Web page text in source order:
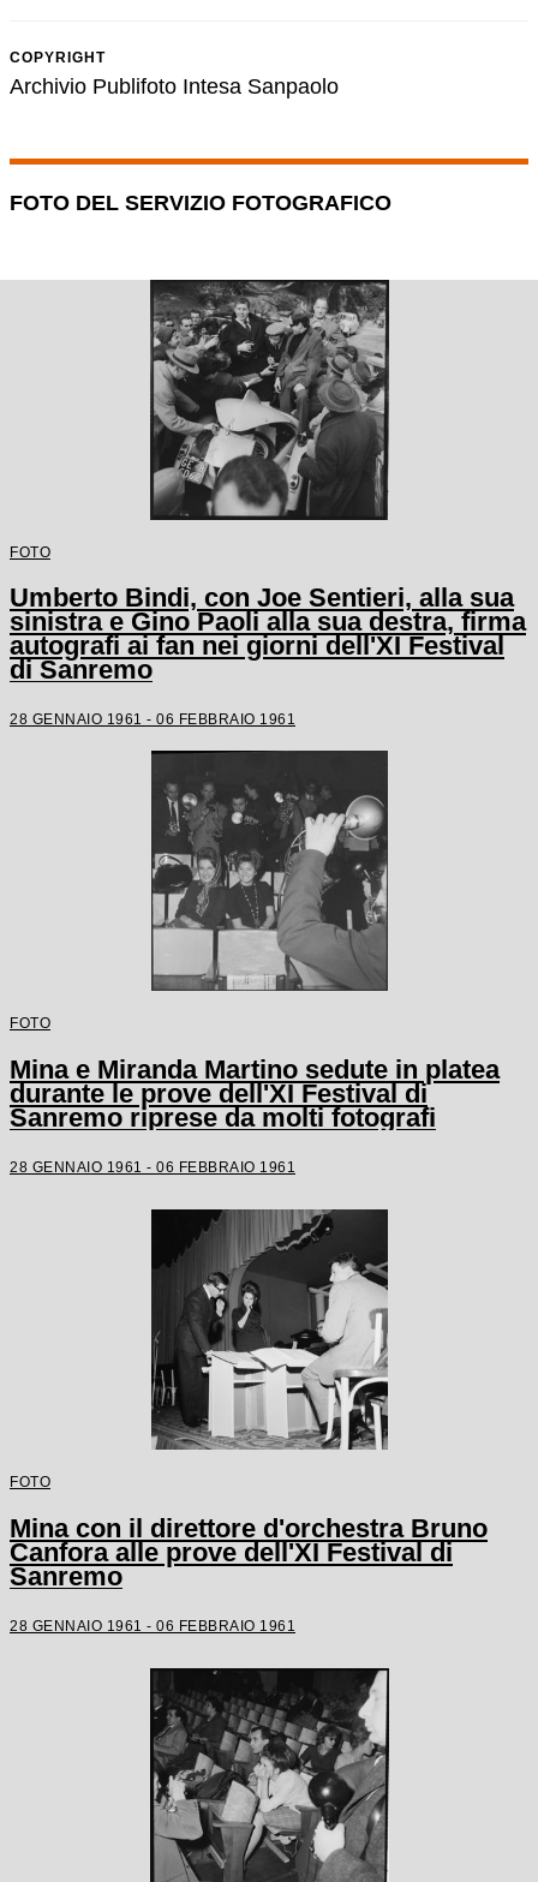
COPYRIGHT
Archivio Publifoto Intesa Sanpaolo
FOTO DEL SERVIZIO FOTOGRAFICO
FOTO
Umberto Bindi, con Joe Sentieri, alla sua
sinistra e Gino Paoli alla sua destra, firma
autografi ai fan nei giorni dell'XI Festival
di Sanremo
28 GENNAIO 1961 - 06 FEBBRAIO 1961
FOTO
Mina e Miranda Martino sedute in platea
durante le prove dell'XI Festival di
Sanremo riprese da molti fotografi
28 GENNAIO 1961 - 06 FEBBRAIO 1961
FOTO
Mina con il direttore d'orchestra Bruno
Canfora alle prove dell'XI Festival di
Sanremo
28 GENNAIO 1961 - 06 FEBBRAIO 1961